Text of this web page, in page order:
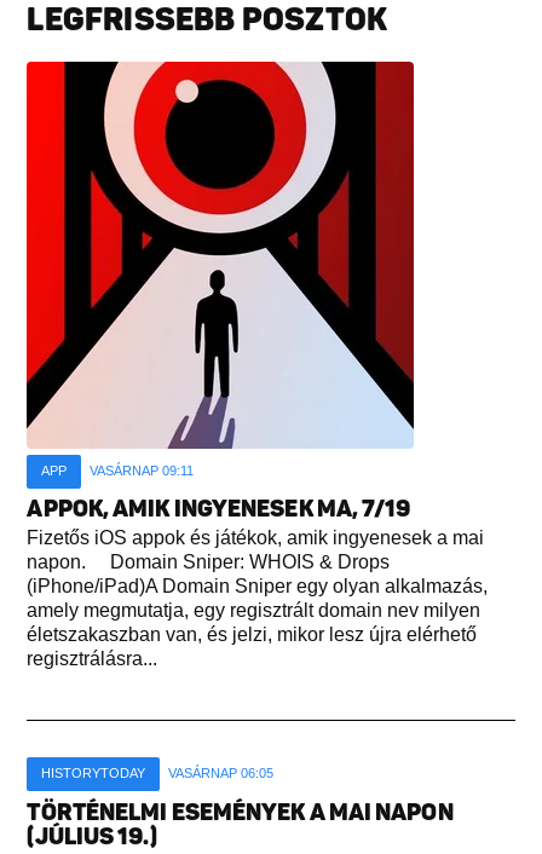
LEGFRISSEBB POSZTOK
APP VASÁRNAP 09:11
APPOK, AMIK INGYENESEK MA, 7/19
Fizetős iOS appok és játékok, amik ingyenesek a mai
napon. Domain Sniper: WHOIS & Drops
(iPhone/iPad)A Domain Sniper egy olyan alkalmazás,
amely megmutatja, egy regisztrált domain nev milyen
életszakaszban van, és jelzi, mikor lesz újra elérhető
regisztrálásra...
HISTORYTODAY VASÁRNAP 06:05
TÖRTÉNELMI ESEMÉNYEK A MAI NAPON
(JÚLIUS 19.)